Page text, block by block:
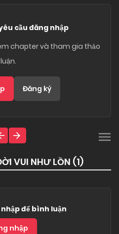
cầu đăng nhập
chapter và tham gia thảo
luận.
Đăng ký
VUI NHƯ LỒN (1)
để bình luận
nhập